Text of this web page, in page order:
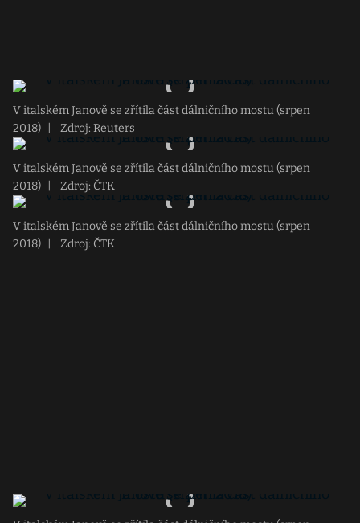
V italském Janově se zřítila část dálničního mostu (srpen
2018)
Zdroj: Reuters
V italském Janově se zřítila část dálničního mostu (srpen
2018)
Zdroj: ČTK
V italském Janově se zřítila část dálničního mostu (srpen
2018)
Zdroj: ČTK